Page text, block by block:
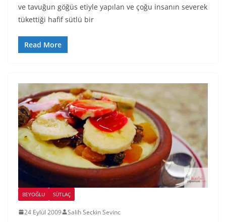
ve tavuğun göğüs etiyle yapılan ve çoğu insanın severek
tükettiği hafif sütlü bir
Read More
BEYOĞLU SÜTLAÇ
24 Eylül 2009 Salih Seckin Sevinc